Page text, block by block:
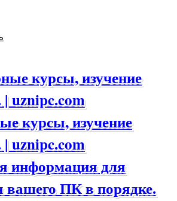
курсы, изучение
uznipc.com
информация для
вашего ПК в порядке.